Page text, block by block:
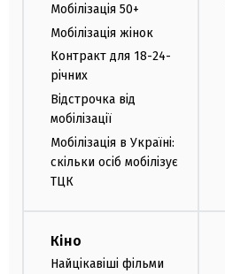
Мобілізація 50+
Мобілізація жінок
Контракт для 18-24-
річних
Відстрочка від
мобілізації
Мобілізація в Україні:
скільки осіб мобілізує
ТЦК
Кіно
Найцікавіші фільми